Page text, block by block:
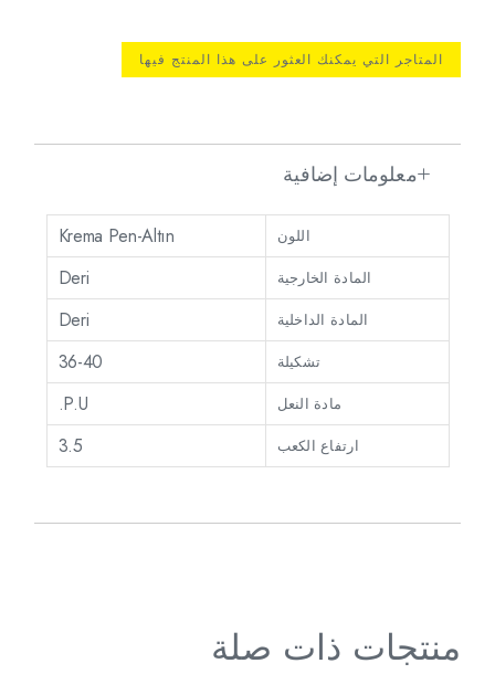
المتاجر التي يمكنك العثور على هذا المنتج فيها
معلومات إضافية
اللون Krema Pen-Altın
المادة الخارجية Deri
المادة الداخلية Deri
تشكيلة 36-40
مادة النعل P.U.
ارتفاع الكعب 3.5
منتجات ذات صلة